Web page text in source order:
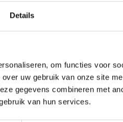
Details
om functies voor
uw gebruik van onze site
gegevens combineren met
van hun services.
contactpagina, onder
Mocht u een
, onder